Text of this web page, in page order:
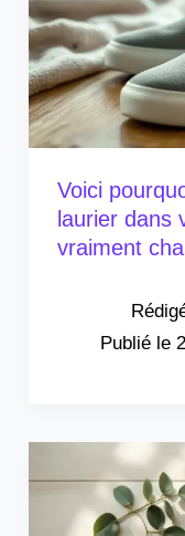
Voici
laurier dans
vraiment